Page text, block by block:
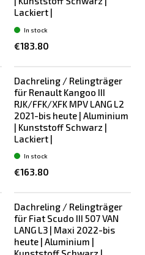
Lackiert |
€183.80
In stock
Dachreling / Relingträger
für Renault Kangoo III
RJK/FFK/XFK MPV LANG L2
2021-bis heute | Aluminium
| Kunststoff Schwarz |
Lackiert |
€163.80
In stock
Dachreling / Relingträger
für Fiat Scudo III 507 VAN
LANG L3 | Maxi 2022-bis
heute | Aluminium |